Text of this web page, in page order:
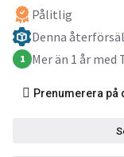
Pålitlig
Denna
1 Mer än 1 år med
Prenumerera på